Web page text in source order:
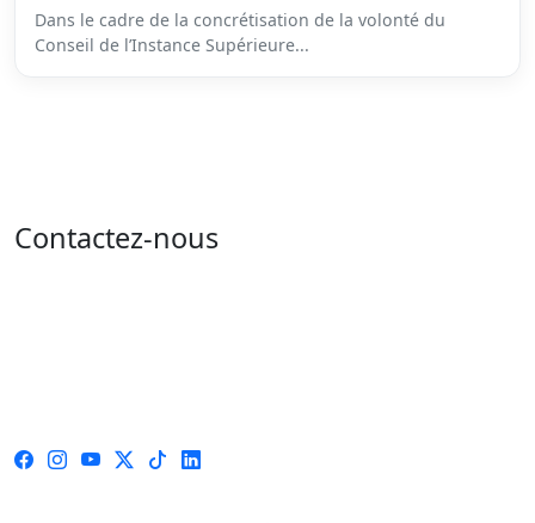
Dans le cadre de la concrétisation de la volonté du
Conseil de l’Instance Supérieure...
Contactez-nous